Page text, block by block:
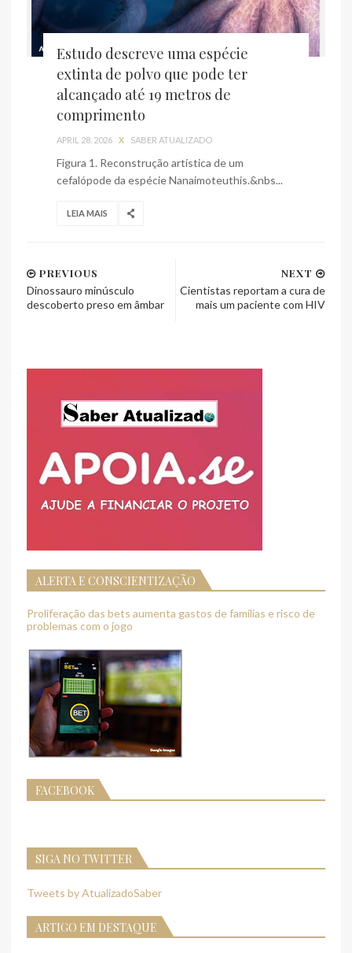
Estudo descreve uma espécie
extinta de polvo que pode ter
alcançado até 19 metros de
comprimento
APRIL 28, 2026 X SABER ATUALIZADO
Figura 1. Reconstrução artística de um
cefalópode da espécie Nanaimoteuthis.&nbs...
LEIA MAIS
NEXT
Cientistas reportam a cura de
mais um paciente com HIV
PREVIOUS
Dinossauro minúsculo
descoberto preso em âmbar
ALERTA E CONSCIENTIZAÇÃO
Proliferação das bets aumenta gastos de famílias e risco de
problemas com o jogo
FACEBOOK
SIGA NO TWITTER
Tweets by AtualizadoSaber
ARTIGO EM DESTAQUE